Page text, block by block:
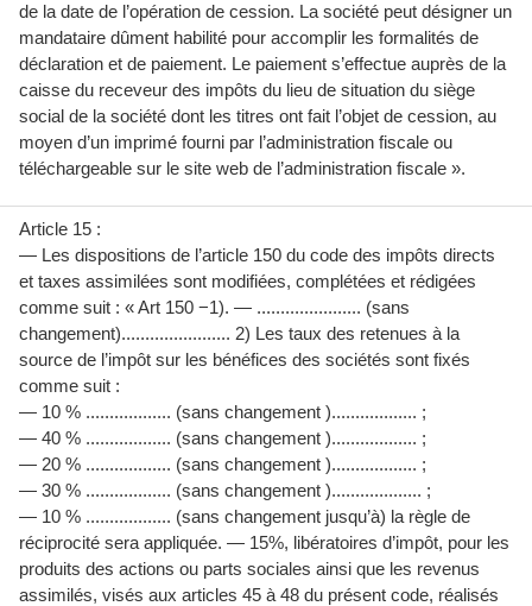
de la date de l’opération de cession. La société peut désigner un
mandataire dûment habilité pour accomplir les formalités de
déclaration et de paiement. Le paiement s’effectue auprès de la
caisse du receveur des impôts du lieu de situation du siège
social de la société dont les titres ont fait l’objet de cession, au
moyen d’un imprimé fourni par l’administration fiscale ou
téléchargeable sur le site web de l’administration fiscale ».
Article 15 :
— Les dispositions de l’article 150 du code des impôts directs
et taxes assimilées sont modifiées, complétées et rédigées
comme suit : « Art 150 −1). — ...................... (sans
changement)....................... 2) Les taux des retenues à la
source de l’impôt sur les bénéfices des sociétés sont fixés
comme suit :
— 10 % .................. (sans changement ).................. ;
— 40 % .................. (sans changement ).................. ;
— 20 % .................. (sans changement ).................. ;
— 30 % .................. (sans changement )................... ;
— 10 % .................. (sans changement jusqu’à) la règle de
réciprocité sera appliquée. — 15%, libératoires d’impôt, pour les
produits des actions ou parts sociales ainsi que les revenus
assimilés, visés aux articles 45 à 48 du présent code, réalisés